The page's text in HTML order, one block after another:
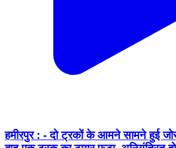
हमीरपुर : - दो ट्रकों के आमने सामने हुई